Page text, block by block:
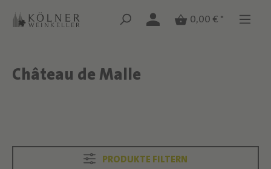
Zum Hauptinhalt springen
Zum Hauptinhalt springen
0,00 € *
Text überspringen
Château de Malle
Text überspringen
PRODUKTE FILTERN